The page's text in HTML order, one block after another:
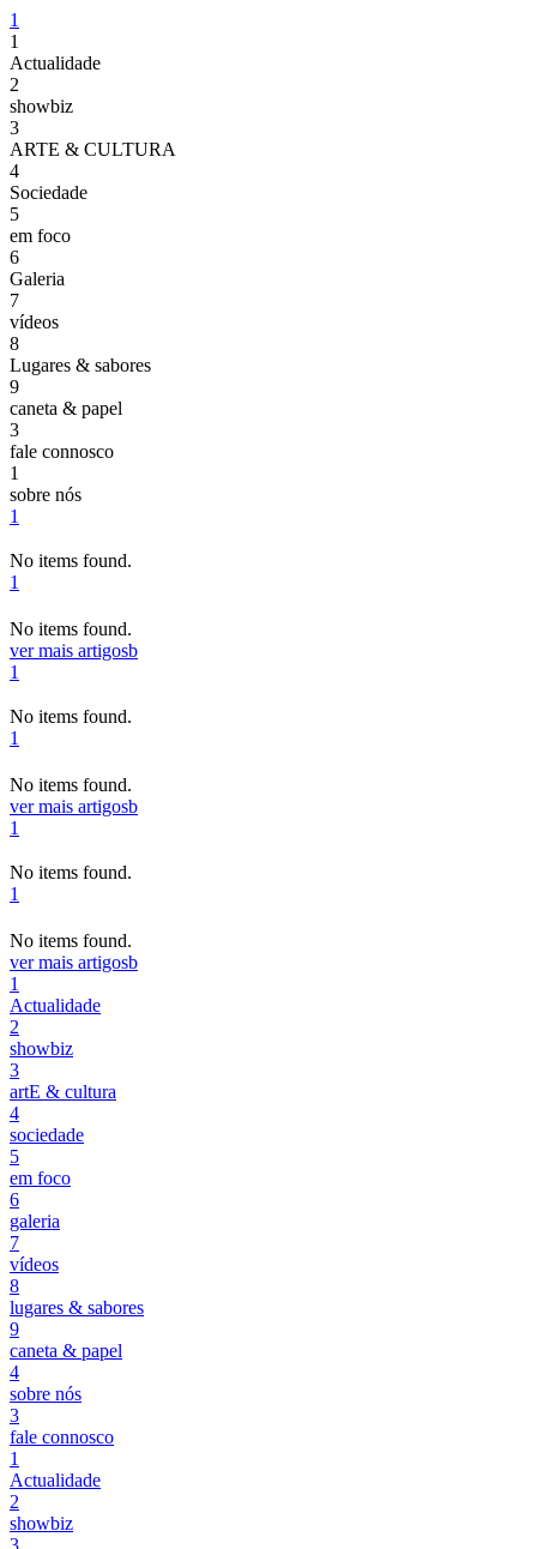
1
1
Actualidade
2
showbiz
3
ARTE & CULTURA
4
Sociedade
5
em foco
6
Galeria
7
vídeos
8
Lugares & sabores
9
caneta & papel
3
fale connosco
1
sobre nós
1
No items found.
1
No items found.
ver mais artigosb
1
No items found.
1
No items found.
ver mais artigosb
1
No items found.
1
No items found.
ver mais artigosb
1
Actualidade
2
showbiz
3
artE & cultura
4
sociedade
5
em foco
6
galeria
7
vídeos
8
lugares & sabores
9
caneta & papel
4
sobre nós
3
fale connosco
1
Actualidade
2
showbiz
3